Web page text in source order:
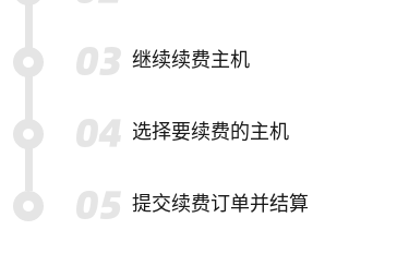
继续续费主机
选择要续费的主机
提交续费订单并结算